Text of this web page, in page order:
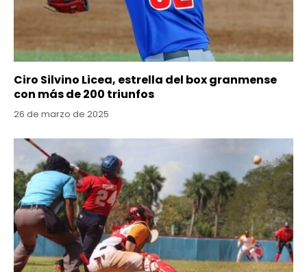
Ciro Silvino Licea, estrella del box granmense
con más de 200 triunfos
26 de marzo de 2025